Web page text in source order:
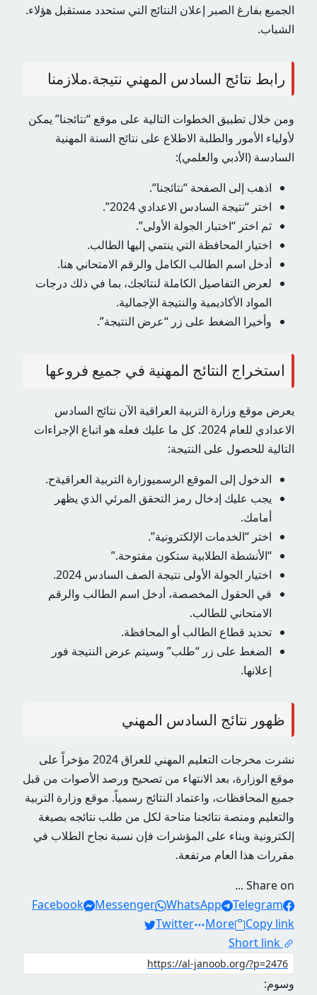
الجميع بفارغ الصبر إعلان النتائج التي ستحدد مستقبل هؤلاء.
الشباب.
رابط نتائج السادس المهني نتيجة.ملازمنا
ومن خلال تطبيق الخطوات التالية على موقع “نتائجنا” يمكن
لأولياء الأمور والطلبة الاطلاع على نتائج السنة المهنية
السادسة (الأدبي والعلمي):
اذهب إلى الصفحة “نتائجنا“.
اختر “نتيجة السادس الاعدادي 2024”.
ثم اختر “اختبار الجولة الأولى”.
اختيار المحافظة التي ينتمي إليها الطالب.
أدخل اسم الطالب الكامل والرقم الامتحاني هنا.
لعرض التفاصيل الكاملة لنتائجك، بما في ذلك درجات
المواد الأكاديمية والنتيجة الإجمالية.
وأخيرا الضغط على زر “عرض النتيجة”.
استخراج النتائج المهنية في جميع فروعها
يعرض موقع وزارة التربية العراقية الآن نتائج السادس
الاعدادي للعام 2024. كل ما عليك فعله هو اتباع الإجراءات
التالية للحصول على النتيجة:
الدخول إلى الموقع الرسميوزارة التربية العراقيةح.
يجب عليك إدخال رمز التحقق المرئي الذي يظهر
أمامك.
اختر “الخدمات الإلكترونية”.
“الأنشطة الطلابية ستكون مفتوحة.”
اختيار الجولة الأولى نتيجة الصف السادس 2024.
في الحقول المخصصة، أدخل اسم الطالب والرقم
الامتحاني للطالب.
تحديد قطاع الطالب أو المحافظة.
الضغط على زر “طلب” وسيتم عرض النتيجة فور
إعلانها.
ظهور نتائج السادس المهني
نشرت مخرجات التعليم المهني
للعراق 2024 مؤخراً على
موقع الوزارة، بعد الانتهاء من تصحيح ورصد الأصوات من قبل
جميع المحافظات، واعتماد النتائج رسمياً. موقع وزارة التربية
والتعليم ومنصة نتائجنا متاحة لكل من طلب نتائجه بصيغة
إلكترونية وبناء على المؤشرات فإن نسبة نجاح الطلاب في
مقررات هذا العام مرتفعة.
Share on ...
Facebook
Messenger WhatsApp
Telegram
Twitter
More
Copy link
Short link
وسوم: